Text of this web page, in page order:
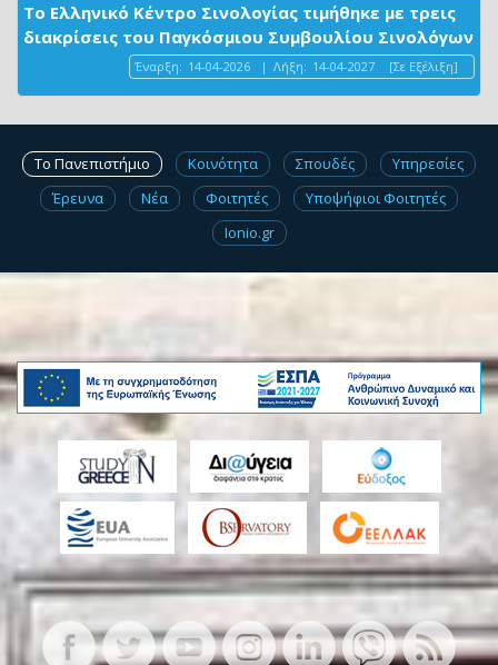
Το Ελληνικό Κέντρο Σινολογίας τιμήθηκε με τρεις
διακρίσεις του Παγκόσμιου Συμβουλίου Σινολόγων
Έναρξη: 14-04-2026 | Λήξη: 14-04-2027 [Σε Εξέλιξη]
Το Πανεπιστήμιο Κοινότητα Σπουδές
Υπηρεσίες
Έρευνα
Νέα Φοιτητές
Υποψήφιοι Φοιτητές
Ionio.gr